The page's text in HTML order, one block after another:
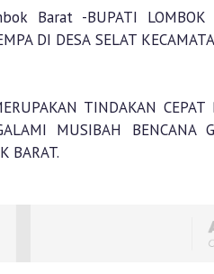
Barat -BUPATI LOMBOK
DI DESA SELAT
TINDAKAN
MUSIBAH BENCANA
BARAT.